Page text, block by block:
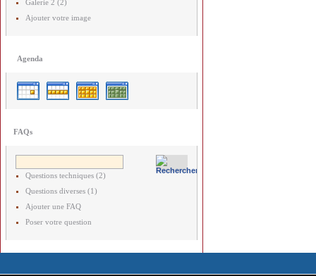
Galerie 2 (2)
Ajouter votre image
Agenda
FAQs
Questions techniques (2)
Questions diverses (1)
Ajouter une FAQ
Poser votre question